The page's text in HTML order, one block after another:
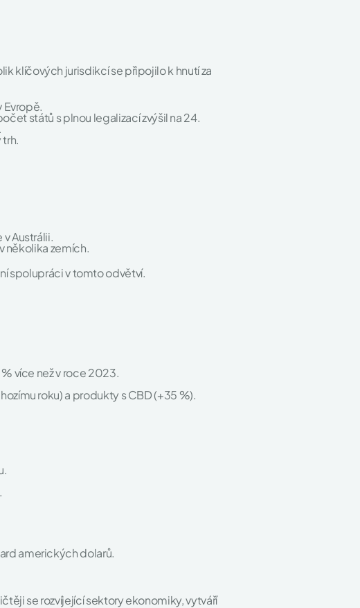
klíčových jurisdikcí se připojilo k hnutí za
Evropě.
států s plnou legalizací zvýšil na 24.
Austrálii.
několika zemích.
spolupráci v tomto odvětví.
více než v roce 2023.
roku) a produkty s CBD (+35 %).
amerických dolarů.
se rozvíjející sektory ekonomiky, vytváří